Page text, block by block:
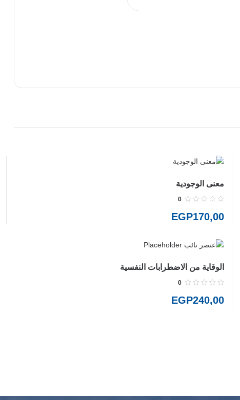
معنى الوجودية
0
EGP170,00
الوقاية من الاضطرابات النفسية
0
EGP240,00